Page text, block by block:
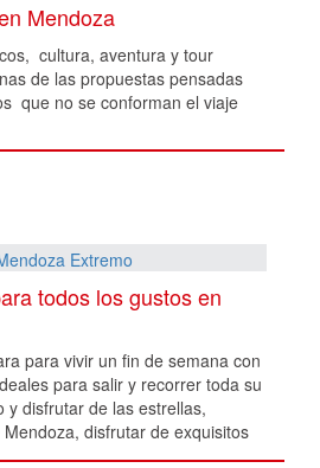
Mendoza
cultura, aventura y tour
de las propuestas pensadas
que no se conforman el viaje
todos los gustos en
para vivir un fin de semana con
para salir y recorrer toda su
y disfrutar de las estrellas,
disfrutar de exquisitos